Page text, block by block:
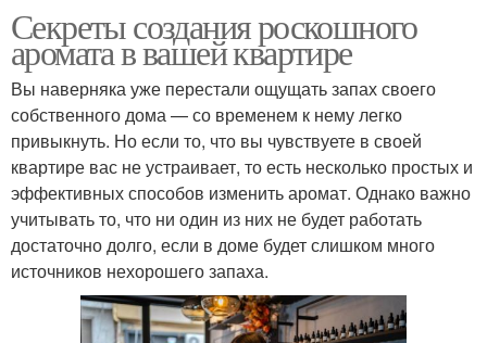
Секреты создания роскошного
аромата в вашей квартире
Вы наверняка уже перестали ощущать запах своего
собственного дома — со временем к нему легко
привыкнуть. Но если то, что вы чувствуете в своей
квартире вас не устраивает, то есть несколько простых и
эффективных способов изменить аромат. Однако важно
учитывать то, что ни один из них не будет работать
достаточно долго, если в доме будет слишком много
источников нехорошего запаха.